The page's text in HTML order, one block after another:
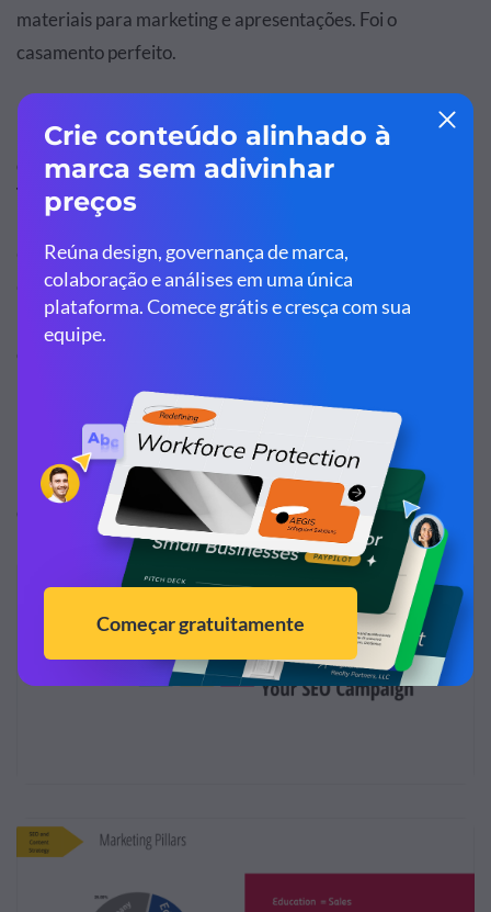
materiais para marketing e apresentações. Foi o
casamento perfeito.
Qual foi o seu primeiro projeto criado com as
ferramentas da Visme?
Criei uma apresentação sobre SEO e Marketing de
Conteúdo para o nosso CEO, Julien Brandt, e para o
restante da nossa equipe de Marketing. Depois disso não
minhas apresentações.
Nenhuma das outras alternativas disponíveis no mercado
me possibilitam criar meus materiais com a mesma
qualidade e facilidade que a Visme permite.